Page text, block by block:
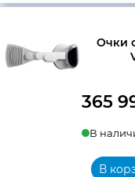
Очки
365
В
В